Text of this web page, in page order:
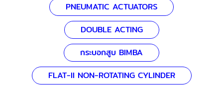
PNEUMATIC ACTUATORS
DOUBLE ACTING
กระบอกสูบ BIMBA
FLAT-II NON-ROTATING CYLINDER